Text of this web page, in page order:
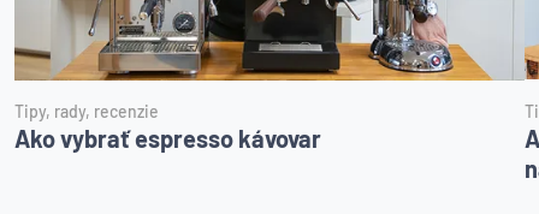
Tipy, rady, recenzie
Ako vybrať espresso kávovar